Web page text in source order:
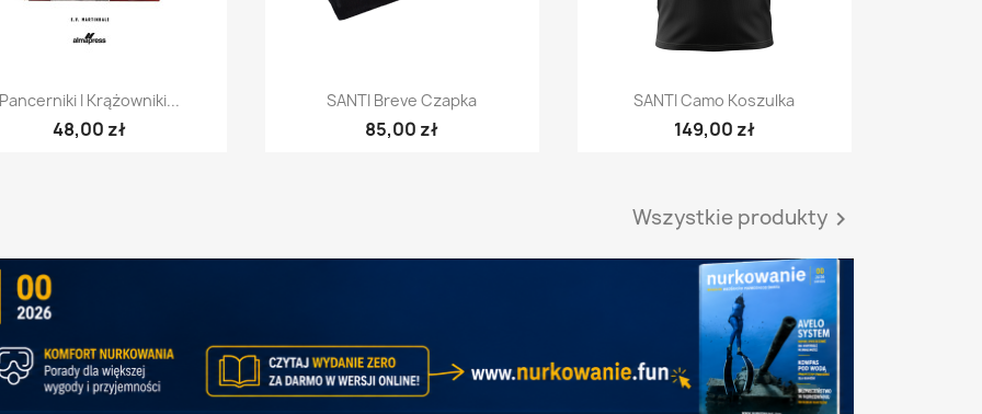
Szybki podgląd
Pancerniki I Krążowniki...
48,00 zł
Szybki podgląd
SANTI Breve Czapka
85,00 zł
Szybki podgląd
SANTI Camo Koszulka
149,00 zł
Wszystkie produkty 